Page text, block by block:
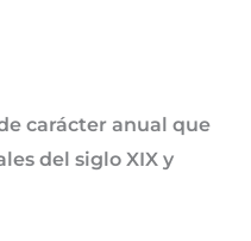
carácter anual que
del siglo XIX y